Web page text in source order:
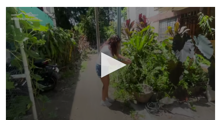
como basureros, ahora convertidos en centros de
siembra y aprendizaje. Además, enseñan a
vecinos a cultivar en casa, fortaleciendo la
economía local. Su labor incluye talleres y uso de
plantas medicinales como la “planta de insulina”.
Su lema: “Hay tierra bajo el cemento, quebralo y
sembrá tus alimentos”.